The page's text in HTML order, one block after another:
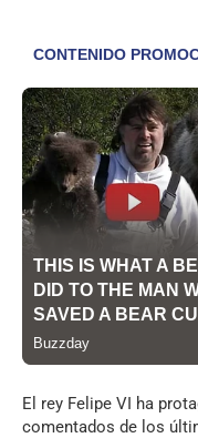
El rey Felipe VI ha
comentados de los